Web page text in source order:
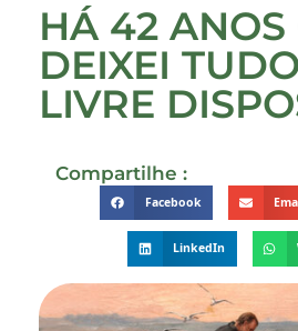
HÁ 42 ANOS
DEIXEI
LIVRE
Compartilhe :
Facebook
LinkedIn